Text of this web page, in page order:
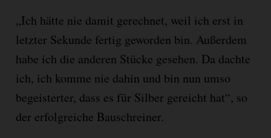
„Ich hätte nie damit gerechnet, weil ich erst in
letzter Sekunde fertig geworden bin. Außerdem
habe ich die anderen Stücke gesehen. Da dachte
ich, ich komme nie dahin und bin nun umso
begeisterter, dass es für Silber gereicht hat“, so
der erfolgreiche Bauschreiner.